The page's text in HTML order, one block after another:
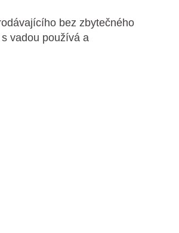
bez zbytečného
vadou používá a